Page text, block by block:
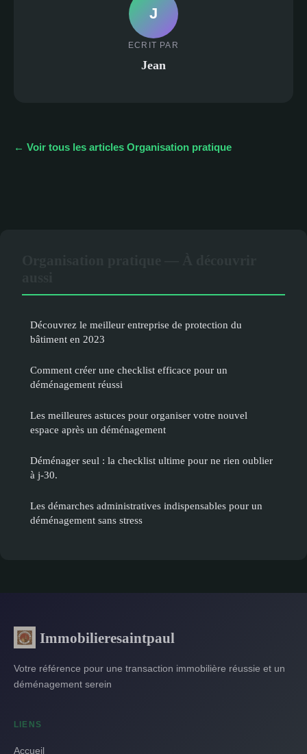
J
ECRIT PAR
Jean
← Voir tous les articles Organisation pratique
Découvrez le meilleur entreprise de protection du
bâtiment en 2023
Comment créer une checklist efficace pour un
déménagement réussi
Les meilleures astuces pour organiser votre nouvel
espace après un déménagement
Déménager seul : la checklist ultime pour ne rien oublier
à j-30.
Les démarches administratives indispensables pour un
déménagement sans stress
Immobilieresaintpaul
Votre référence pour une transaction immobilière réussie et un
déménagement serein
LIENS
Accueil